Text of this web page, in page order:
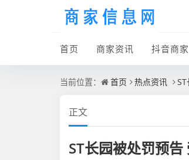
首页 商家资讯 抖音商家
当前位置： 首页 热点资讯
正文
ST长园被处罚预